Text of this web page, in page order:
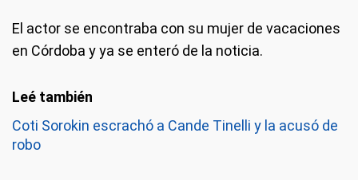
El actor se encontraba con su mujer de vacaciones
en Córdoba y ya se enteró de la noticia.
Coti Sorokin escrachó a Cande Tinelli y la acusó de
robo